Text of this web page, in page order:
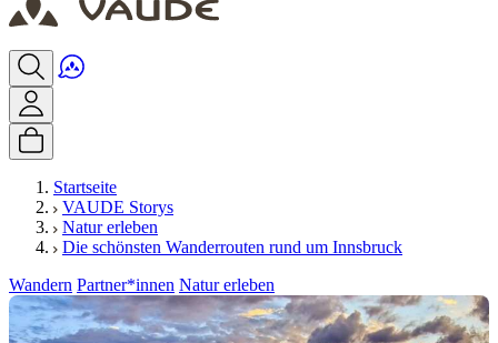
Startseite
VAUDE Storys
Natur erleben
Die schönsten Wanderrouten rund um Innsbruck
Wandern Partner*innen Natur erleben